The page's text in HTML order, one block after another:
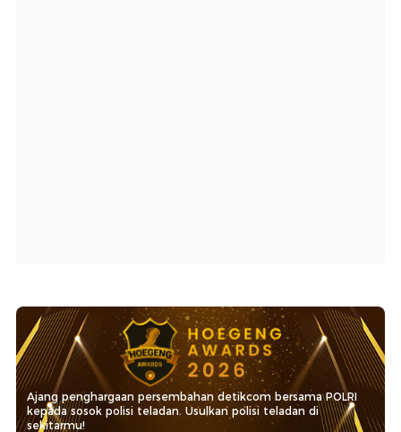
Ajang penghargaan persembahan detikcom bersama POLRI
kepada sosok polisi teladan. Usulkan polisi teladan di
sekitarmu!